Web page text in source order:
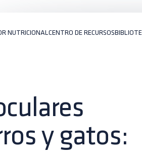
NUTRICIONAL CENTRO DE RECURSOS
y gatos: